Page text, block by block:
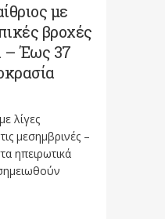
με
βροχές
– Έως 37
λίγες
μεσημβρινές –
ηπειρωτικά